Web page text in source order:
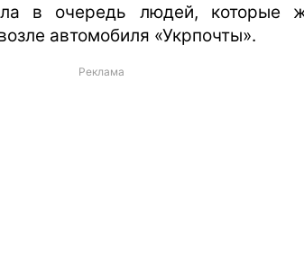
в очередь людей, которые
автомобиля «Укрпочты».
Реклама